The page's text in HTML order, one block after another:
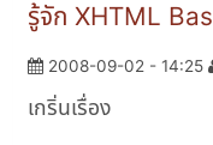
รู้จัก XHTML
2008-09-02 - 14:25
เกริ่นเรื่อง